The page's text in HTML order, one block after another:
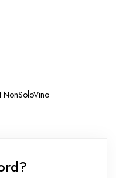
NonSoloVino